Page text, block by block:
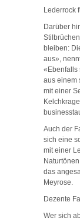
Lederrock
Darüber
bleiben:
aus»,
«Ebenfalls
aus einem
mit einer
Auch der
sich eine
mit einer
das
Meyrose.
Dezente
Wer sich